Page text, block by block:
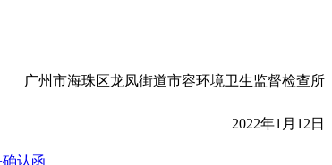
广州市海珠区龙凤街道市容环境卫生监督检查所
2022年1月12日
认函